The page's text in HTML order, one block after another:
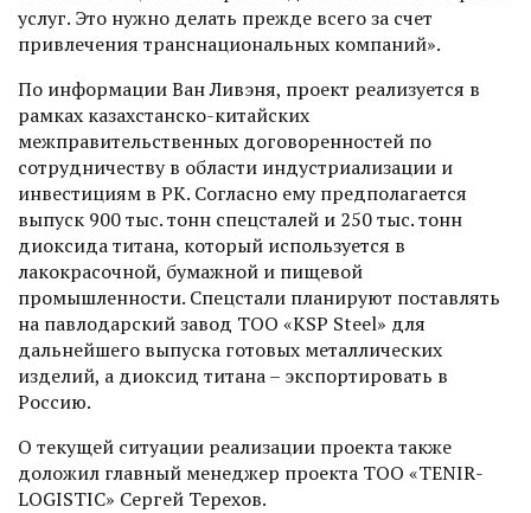
услуг. Это нужно делать прежде всего за счет
привлечения транснациональных компаний».
По информации Ван Ливэня, проект реализуется в
рамках казахстанско-китайских
межправительственных договоренностей по
сотрудничеству в области индустриализации и
инвестициям в РК. Согласно ему предполагается
выпуск 900 тыс. тонн спецсталей и 250 тыс. тонн
диоксида титана, который используется в
лакокрасочной, бумажной и пищевой
промышленности. Спецстали планируют поставлять
на павлодарский завод ТОО «KSP Steel» для
дальнейшего выпуска готовых металлических
изделий, а диоксид титана – экспортировать в
Россию.
О текущей ситуации реализации проекта также
доложил главный менеджер проекта ТОО «TENIR-
LOGISTIC» Сергей Терехов.